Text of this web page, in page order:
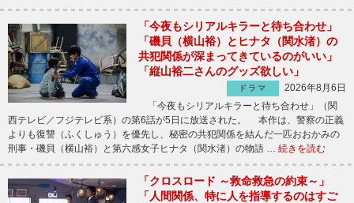
「今夜もシリアルキラーと待ち合わせ」
「磯貝（横山裕）とヒナタ（関水渚）の
共犯関係が深まってきているのがいい」
「縦山裕二さんのグッズ欲しい」
ドラマ
2026年8月6日
「今夜もシリアルキラーと待ち合わせ」（関
西テレビ／フジテレビ系）の第6話が5日に放送された。 本作は、警察の正義
よりも復讐（ふくしゅう）を優先し、秘密の共犯関係を結んだ一匹おおかみの
刑事・磯貝（横山裕）と第六感女子ヒナタ（関水渚）の物語 … 続きを読む
「クロスロード ～救命救急の約束～」
「人間関係、特に人を指導するのはすご